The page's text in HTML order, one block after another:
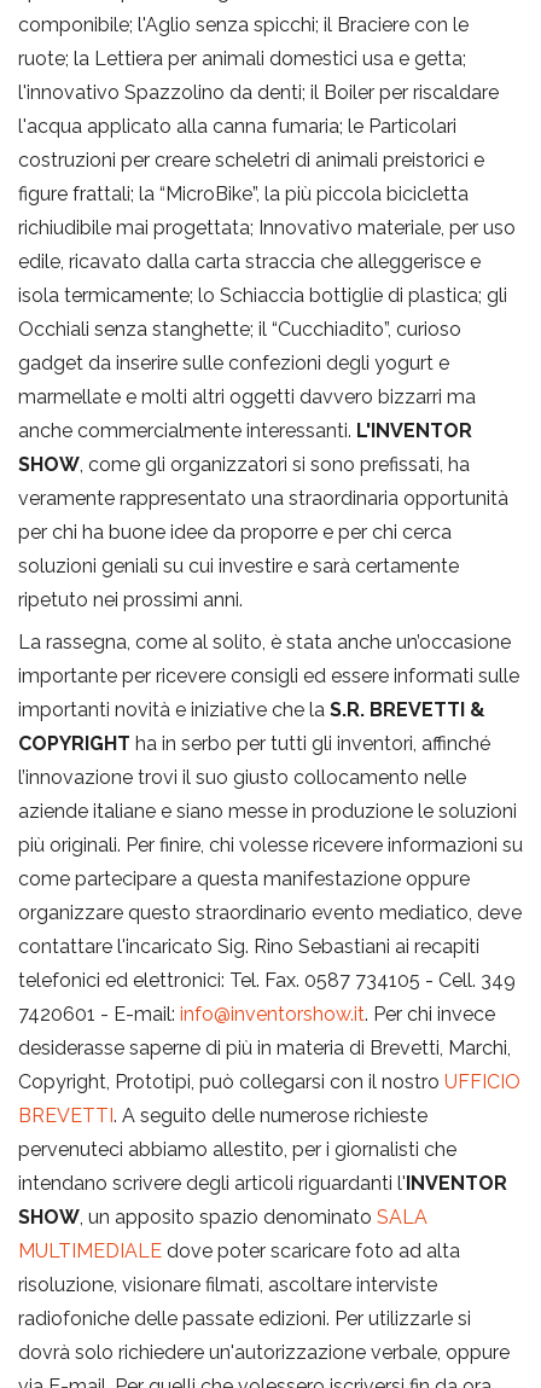
componibile; l'Aglio senza spicchi; il Braciere con le
ruote; la Lettiera per animali domestici usa e getta;
l'innovativo Spazzolino da denti; il Boiler per riscaldare
l'acqua applicato alla canna fumaria; le Particolari
costruzioni per creare scheletri di animali preistorici e
figure frattali; la “MicroBike”, la più piccola bicicletta
richiudibile mai progettata; Innovativo materiale, per uso
edile, ricavato dalla carta straccia che alleggerisce e
isola termicamente; lo Schiaccia bottiglie di plastica; gli
Occhiali senza stanghette; il “Cucchiadito”, curioso
gadget da inserire sulle confezioni degli yogurt e
marmellate e molti altri oggetti davvero bizzarri ma
anche commercialmente interessanti. L'INVENTOR
SHOW , come gli organizzatori si sono prefissati, ha
veramente rappresentato una straordinaria opportunità
per chi ha buone idee da proporre e per chi cerca
soluzioni geniali su cui investire e sarà certamente
ripetuto nei prossimi anni.
La rassegna, come al solito, è stata anche un’occasione
importante per ricevere consigli ed essere informati sulle
importanti novità e iniziative che la S.R. BREVETTI &
COPYRIGHT ha in serbo per tutti gli inventori, affinché
l’innovazione trovi il suo giusto collocamento nelle
aziende italiane e siano messe in produzione le soluzioni
più originali. Per finire, chi volesse ricevere informazioni su
come partecipare a questa manifestazione oppure
organizzare questo straordinario evento mediatico, deve
contattare l'incaricato Sig. Rino Sebastiani ai recapiti
telefonici ed elettronici: Tel. Fax. 0587 734105 - Cell. 349
7420601 - E-mail: info@inventorshow.it. Per chi invece
desiderasse saperne di più in materia di Brevetti, Marchi,
Copyright, Prototipi, può collegarsi con il nostro UFFICIO
BREVETTI. A seguito delle numerose richieste
pervenuteci abbiamo allestito, per i giornalisti che
intendano scrivere degli articoli riguardanti l'INVENTOR
SHOW , un apposito spazio denominato SALA
MULTIMEDIALE dove poter scaricare foto ad alta
risoluzione, visionare filmati, ascoltare interviste
radiofoniche delle passate edizioni. Per utilizzarle si
dovrà solo richiedere un'autorizzazione verbale, oppure